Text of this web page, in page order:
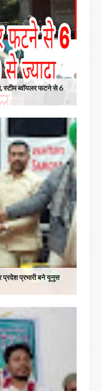
स्टीम ब्वॉयलर फटने से 6
प्रदेश प्रभारी बने यूनुस